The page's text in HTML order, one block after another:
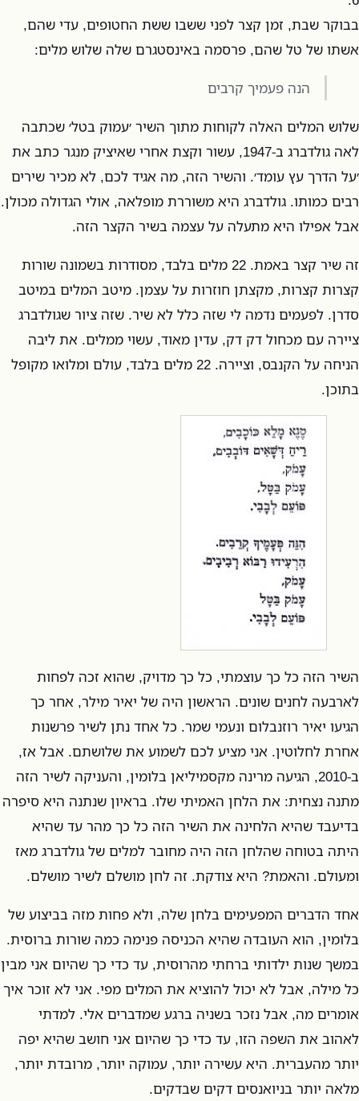
בבוקר שבת, זמן קצר לפני ששבו ששת החטופים, עדי שהם,
אשתו של טל שהם, פרסמה באינסטגרם שלה שלוש מלים:
הנה פעמיך קרבים
שלוש המלים האלה לקוחות מתוך השיר ׳עמוק בטל׳ שכתבה
לאה גולדברג ב-1947, עשור וקצת אחרי שאיציק מנגר כתב את
׳על הדרך עץ עומד׳. והשיר הזה, מה אגיד לכם, לא מכיר שירים
רבים כמותו. גולדברג היא משוררת מופלאה, אולי הגדולה מכולן.
אבל אפילו היא מתעלה על עצמה בשיר הקצר הזה.
זה שיר קצר באמת. 22 מלים בלבד, מסודרות בשמונה שורות
קצרות קצרות, מקצתן חוזרות על עצמן. מיטב המלים במיטב
סדרן. לפעמים נדמה לי שזה כלל לא שיר. שזה ציור שגולדברג
ציירה עם מכחול דק דק, עדין מאוד, עשוי ממלים. את ליבה
הניחה על הקנבס, וציירה. 22 מלים בלבד, עולם ומלואו מקופל
בתוכן.
השיר הזה כל כך עוצמתי, כל כך מדויק, שהוא זכה לפחות
לארבעה לחנים שונים. הראשון היה של יאיר מילר, אחר כך
הגיעו יאיר רוזנבלום ונעמי שמר. כל אחד נתן לשיר פרשנות
אחרת לחלוטין. אני מציע לכם לשמוע את שלושתם. אבל אז,
ב-2010, הגיעה מרינה מקסמיליאן בלומין, והעניקה לשיר הזה
מתנה נצחית: את הלחן האמיתי שלו. בראיון שנתנה היא סיפרה
בדיעבד שהיא הלחינה את השיר הזה כל כך מהר עד שהיא
היתה בטוחה שהלחן הזה היה מחובר למלים של גולדברג מאז
ומעולם. והאמת? היא צודקת. זה לחן מושלם לשיר מושלם.
אחד הדברים המפעימים בלחן שלה, ולא פחות מזה בביצוע של
בלומין, הוא העובדה שהיא הכניסה פנימה כמה שורות ברוסית.
במשך שנות ילדותי ברחתי מהרוסית, עד כדי כך שהיום אני מבין
כל מילה, אבל לא יכול להוציא את המלים מפי. אני לא זוכר איך
אומרים מה, אבל נזכר בשניה ברגע שמדברים אלי. למדתי
לאהוב את השפה הזו, עד כדי כך שהיום אני חושב שהיא יפה
יותר מהעברית. היא עשירה יותר, עמוקה יותר, מרובדת יותר,
מלאה יותר בניואנסים דקים שבדקים.